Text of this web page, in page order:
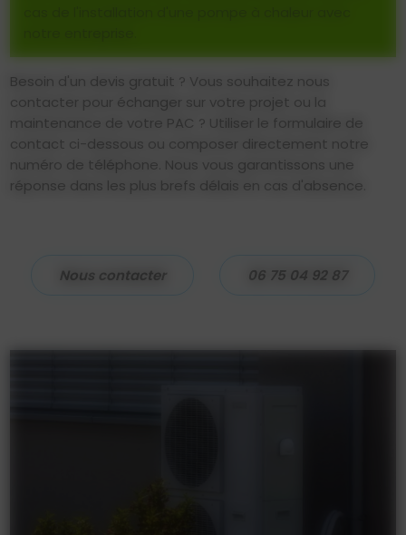
Besoin d'un devis gratuit ? Vous souhaitez nous
contacter pour échanger sur votre projet ou la
maintenance de votre PAC ? Utiliser le formulaire de
contact ci-dessous ou composer directement notre
numéro de téléphone. Nous vous garantissons une
réponse dans les plus brefs délais en cas d'absence.
Nous contacter 06 75 04 92 87